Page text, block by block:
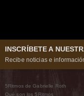
INSCRÍBETE A
Recibe noticias e
5Ritmos de Gabrielle Roth
Qué son los 5Ritmos